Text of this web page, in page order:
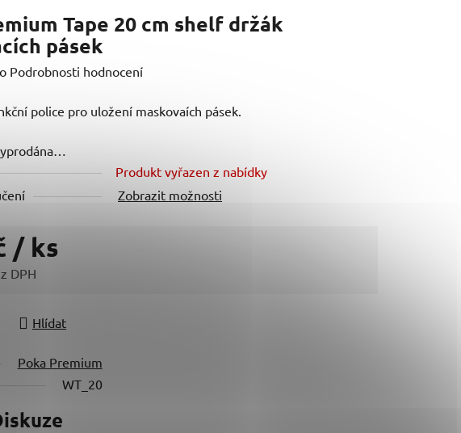
Tape 20 cm shelf držák
pásek
Podrobnosti hodnocení
police pro uložení maskovaích pásek.
Produkt vyřazen z nabídky
Zobrazit možnosti
/ ks
DPH
Hlídat
Poka Premium
WT_20